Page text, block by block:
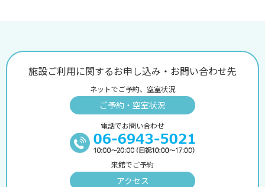
施設ご利用に関するお申し込み・お問い合わせ先
ネットでご予約、空室状況
ご予約・空室状況
電話でお問い合わせ
来館でご予約
アクセス